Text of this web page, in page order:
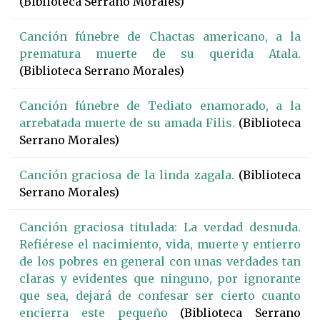
Canción fúnebre de Chactas americano, a la
prematura muerte de su querida Atala.
(Biblioteca Serrano Morales)
Canción fúnebre de Tediato enamorado, a la
arrebatada muerte de su amada Filis. (Biblioteca
Serrano Morales)
Canción graciosa de la linda zagala. (Biblioteca
Serrano Morales)
Canción graciosa titulada: La verdad desnuda.
Refiérese el nacimiento, vida, muerte y entierro
de los pobres en general con unas verdades tan
claras y evidentes que ninguno, por ignorante
que sea, dejará de confesar ser cierto cuanto
encierra este pequeño (Biblioteca Serrano